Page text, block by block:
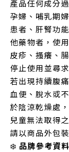
產品任何成分
孕婦、哺乳期
患者、肝腎功
他藥物者，使
皮疹、搔癢、
停止使用並尋
若出現持續腹
血便、脫水或
於陰涼乾燥處
兒童無法取得
請以商品外包
❄️ 品牌參考資料